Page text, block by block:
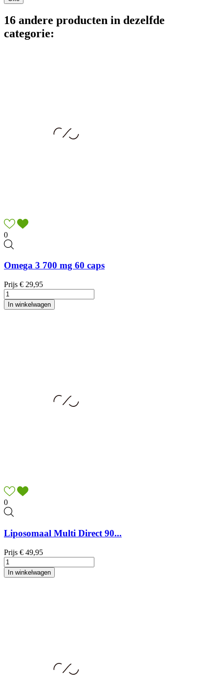
16 andere producten in dezelfde
categorie:
0
Omega 3 700 mg 60 caps
Prijs € 29,95
In winkelwagen
0
Liposomaal Multi Direct 90...
Prijs € 49,95
In winkelwagen